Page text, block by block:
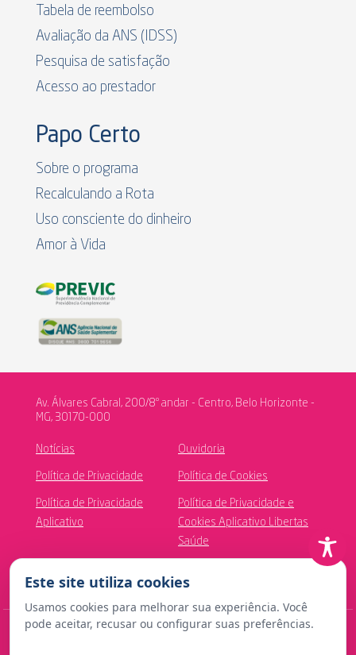
Tabela de reembolso
Avaliação da ANS (IDSS)
Pesquisa de satisfação
Acesso ao prestador
Papo Certo
Sobre o programa
Recalculando a Rota
Uso consciente do dinheiro
Amor à Vida
Av. Álvares Cabral, 200/8º andar - Centro, Belo Horizonte -
MG, 30170-000
Notícias Ouvidoria
Política de Privacidade Política de Cookies
Política de Privacidade
Aplicativo
Política de Privacidade e
Cookies Aplicativo Libertas
Saúde
Este site utiliza cookies
Usamos cookies para melhorar sua experiência. Você
pode aceitar, recusar ou configurar suas preferências.